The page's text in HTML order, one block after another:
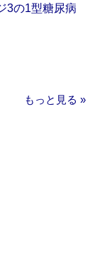
3の1型糖尿病
もっと見る »